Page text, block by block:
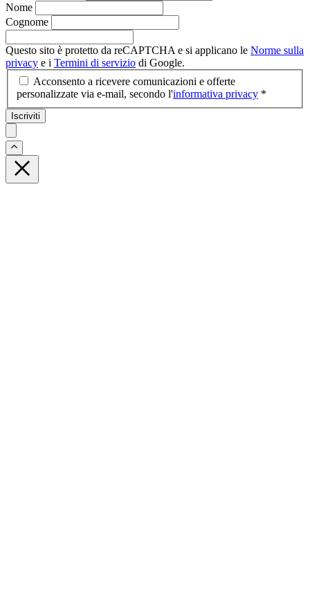
Nome
Cognome
Questo sito è protetto da reCAPTCHA e si applicano le Norme sulla
privacy e i Termini di servizio di Google.
Acconsento a ricevere comunicazioni e offerte
personalizzate via e-mail, secondo l'informativa privacy *
Iscriviti